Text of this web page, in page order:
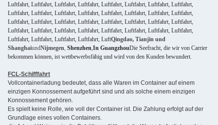
Luftfahrt, Luftfahrt, Luftfahrt, Luftfahrt, Luftfahrt, Luftfahrt, Luftfahrt, Luftfahrt,
Luftfahrt, Luftfahrt, Luftfahrt, Luftfahrt, Luftfahrt, Luftfahrt, Luftfahrt, Luftfahrt,
Luftfahrt, Luftfahrt, Luftfahrt, Luftfahrt, Luftfahrt, Luftfahrt, Luftfahrt, Luftfahrt,
Luftfahrt, Luftfahrt, Luftfahrt, Luftfahrt, Luftfahrt, Luftfahrt, Luftfahrt, Luftfahrt,
Luftfahrt, Luftfahrt, Luftfahrt, Luftfahrt, LuftQingdao, Tianjin und
ShanghaiundNijmegen, Shenzhen,In GuangzhouDie Seefracht, die wir von Carrier
bekommen können, ist wettbewerbsfähig und wird von den Kunden bewundert.
FCL-Schifffahrt
Vollcontainerladung bedeutet, dass alle Waren im Container auf einem
einzigen Konnossement aufgeführt sind und als solche einem einzigen
Konnossement gehören.
Es spielt keine Rolle, wie voll der Container ist. Die Zahlung erfolgt auf der
Grundlage eines vollen Containers.